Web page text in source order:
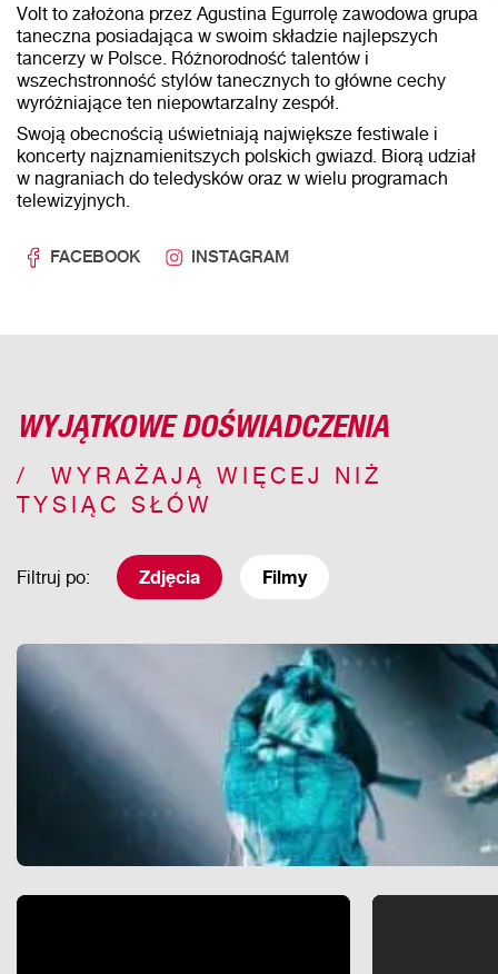
Volt to założona przez Agustina Egurrolę zawodowa grupa
taneczna posiadająca w swoim składzie najlepszych
tancerzy w Polsce. Różnorodność talentów i
wszechstronność stylów tanecznych to główne cechy
wyróżniające ten niepowtarzalny zespół.
Swoją obecnością uświetniają największe festiwale i
koncerty najznamienitszych polskich gwiazd. Biorą udział
w nagraniach do teledysków oraz w wielu programach
telewizyjnych.
FACEBOOK INSTAGRAM
WYJĄTKOWE DOŚWIADCZENIA
WYRAŻAJĄ WIĘCEJ NIŻ
TYSIĄC SŁÓW
Filtruj po: Zdjęcia Filmy